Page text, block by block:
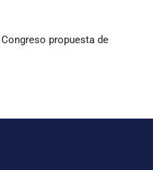
propuesta de